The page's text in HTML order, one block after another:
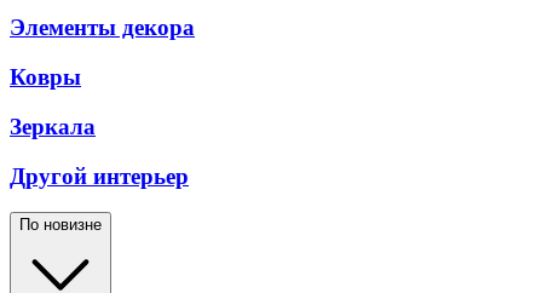
Элементы декора
Ковры
Зеркала
Другой интерьер
По новизне